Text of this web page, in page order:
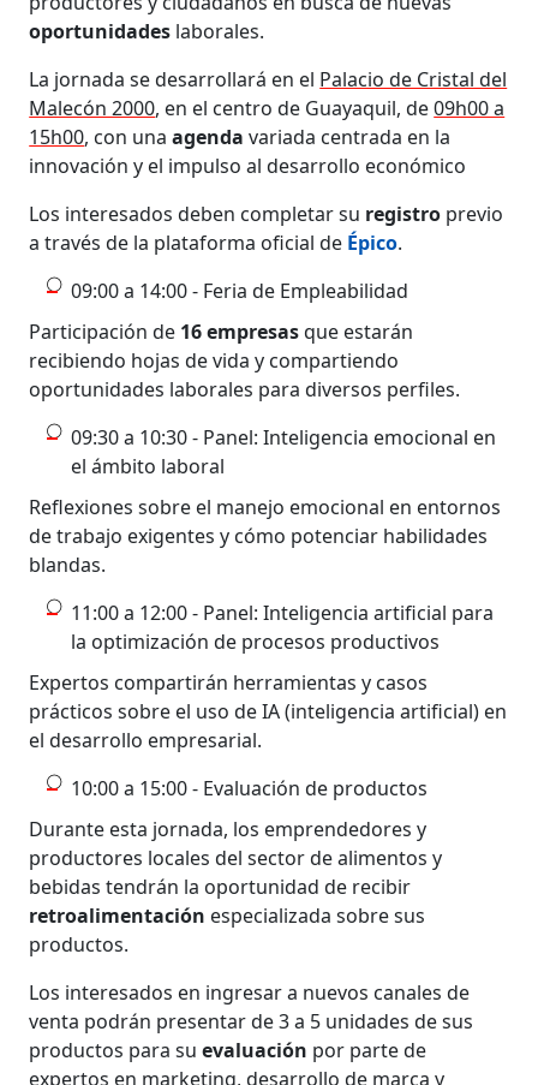
oportunidades laborales.
La jornada se desarrollará en el Palacio de Cristal del
Malecón 2000, en el centro de Guayaquil, de09h00 a
15h00, con unaagendavariada centrada en la
innovación y el impulso al desarrollo económico
Los interesados deben completar su registro previo
a través de la plataforma oficial de Épico.
09:00 a 14:00 - Feria de Empleabilidad
Participación de 16 empresasque estarán
recibiendo hojas de vida y compartiendo
oportunidades laborales para diversos perfiles.
09:30 a 10:30 - Panel: Inteligencia emocional en
el ámbito laboral
Reflexiones sobre el manejo emocional en entornos
de trabajo exigentes y cómo potenciar habilidades
blandas.
11:00 a 12:00 - Panel: Inteligencia artificial para
la optimización de procesos productivos
Expertos compartirán herramientas y casos
prácticos sobre el uso de IA (inteligencia artificial) en
el desarrollo empresarial.
10:00 a 15:00 - Evaluación de productos
Durante esta jornada, los emprendedores y
productores locales del sector de alimentos y
bebidas tendrán la oportunidad de recibir
retroalimentación especializada sobre sus
productos.
Los interesados en ingresar a nuevos canales de
venta podrán presentar de 3 a 5 unidades de sus
productos para suevaluación por parte de
expertos en marketing, desarrollo de marca y